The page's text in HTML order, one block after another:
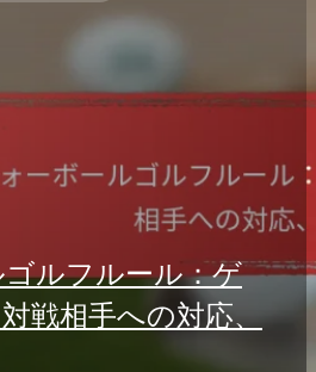
ルフルール：ゲ
戦相手への対応、